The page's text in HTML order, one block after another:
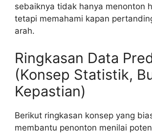
sebaiknya tidak hanya menonton
tetapi memahami kapan
arah.
Ringkasan Data
(Konsep Statistik,
Kepastian)
Berikut ringkasan konsep yang
membantu penonton menilai